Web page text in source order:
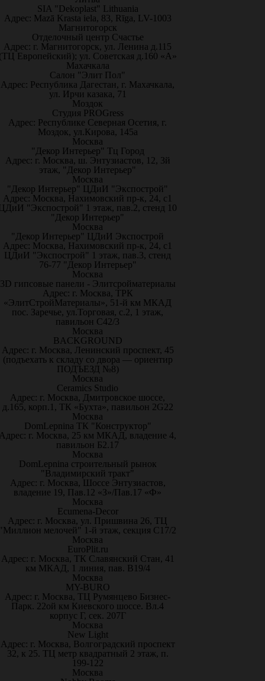
SIA "Dekoplast" Lithuania
Адрес: Mazā Krasta iela, 83, Rīga, LV-1003
Магнитогорск
Отделочный центр Счастье
Адрес: г. Магнитогорск, ул. Ленина д.115
Европейский); ул. Советская д.160 «А»
Махачкала
Салон "Элит Пол"
Адрес: Республика Дагестан, г. Махачкала,
ул. Ирчи казака, 71
Моздок
Студия PROGress
Адрес: Республике Северная Осетия, г.
Моздок, ул.Кирова, 145а
Москва
"Декор Интерьер" Тц Город
Адрес: г. Москва, ш. Энтузиастов, 12, 3й
этаж, "Декор Интерьер"
Москва
"Декор Интерьер" ЦДиИ "Экспострой"
Адрес: Москва, Нахимовский пр-к, 24, с1
"Экспострой" 1 этаж, пав.2, стенд 10
"Декор Интерьер"
Москва
"Декор Интерьер" ЦДиИ Экспострой
Адрес: Москва, Нахимовский пр-к, 24, с1
ЦДиИ "Экспострой" 1 этаж, пав.3, стенд
76-77 "Декор Интерьер"
Москва
3D гипсовые панели - Элитсройматериалы
Адрес: г. Москва, ТРК
«ЭлитСтройМатериалы», 51-й км МКАД
пос. Заречье, ул.Торговая, с.2, 1 этаж,
павильон С42/3
Москва
BACKGROUND
Адрес: г. Москва, Ленинский проспект, 45
(подъехать к складу со двора — ориентир
ПОДЪЕЗД №8)
Москва
Ceramics Studio
Адрес: г. Москва, Дмитровское шоссе,
д.165, корп.1, ТК «Бухта», павильон 2G22
Москва
DomLepnina ТК "Конструктор"
г. Москва, 25 км МКАД, владение 4,
павильон Б2.17
Москва
DomLepnina строительный рынок
"Владимирский тракт"
Адрес: г. Москва, Шоссе Энтузиастов,
владение 19, Пав.12 «З»/Пав.17 «Ф»
Москва
Ecumena-Decor
Адрес: г. Москва, ул. Пришвина 26, ТЦ
мелочей" 1-й этаж, секция С17/2
Москва
EuroPlit.ru
Адрес: г. Москва, ТК Славянский Стан, 41
км МКАД, 1 линия, пав. В19/4
Москва
MY-BURO
Адрес: г. Москва, ТЦ Румянцево Бизнес-
Парк. 22ой км Киевского шоссе. Вл.4
корпус Г, сек. 207Г
Москва
New Light
Адрес: г. Москва, Волгоградский проспект
32, к 25. ТЦ метр квадратный 2 этаж, п.
199-122
Москва